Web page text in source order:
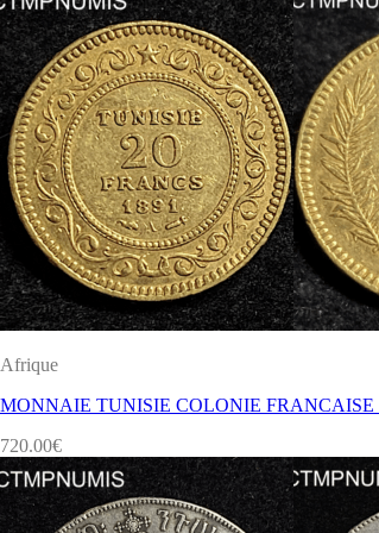
Afrique
MONNAIE TUNISIE COLONIE FRANCAISE
720.00€